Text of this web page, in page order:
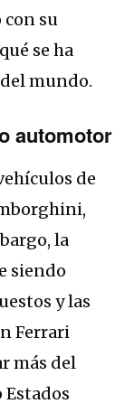
su
se ha
mundo.
automotor
de
la
siendo
y las
Ferrari
más del
Estados